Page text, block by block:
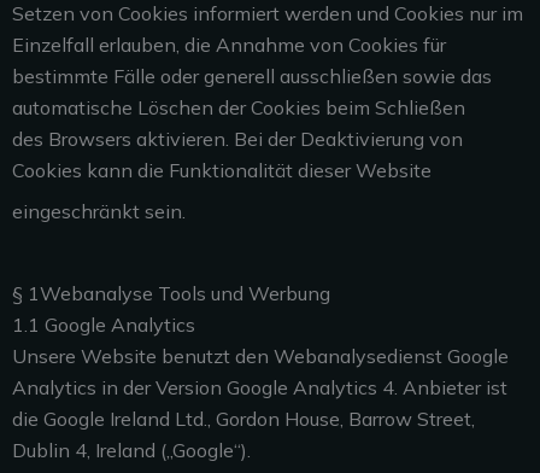
Setzen von Cookies informiert werden und Cookies nur im
Einzelfall erlauben, die Annahme von Cookies für
bestimmte Fälle oder generell ausschließen sowie das
automatische Löschen der Cookies beim Schließen
des Browsers aktivieren. Bei der Deaktivierung von
Cookies kann die Funktionalität dieser Website
eingeschränkt sein.
§ 1Webanalyse Tools und Werbung
1.1 Google Analytics
Unsere Website benutzt den Webanalysedienst Google
Analytics in der Version Google Analytics 4. Anbieter ist
die Google Ireland Ltd., Gordon House, Barrow Street,
Dublin 4, Ireland („Google“).